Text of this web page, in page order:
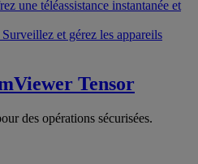
une téléassistance instantanée et
Surveillez et gérez les appareils
Tensor
des opérations sécurisées.